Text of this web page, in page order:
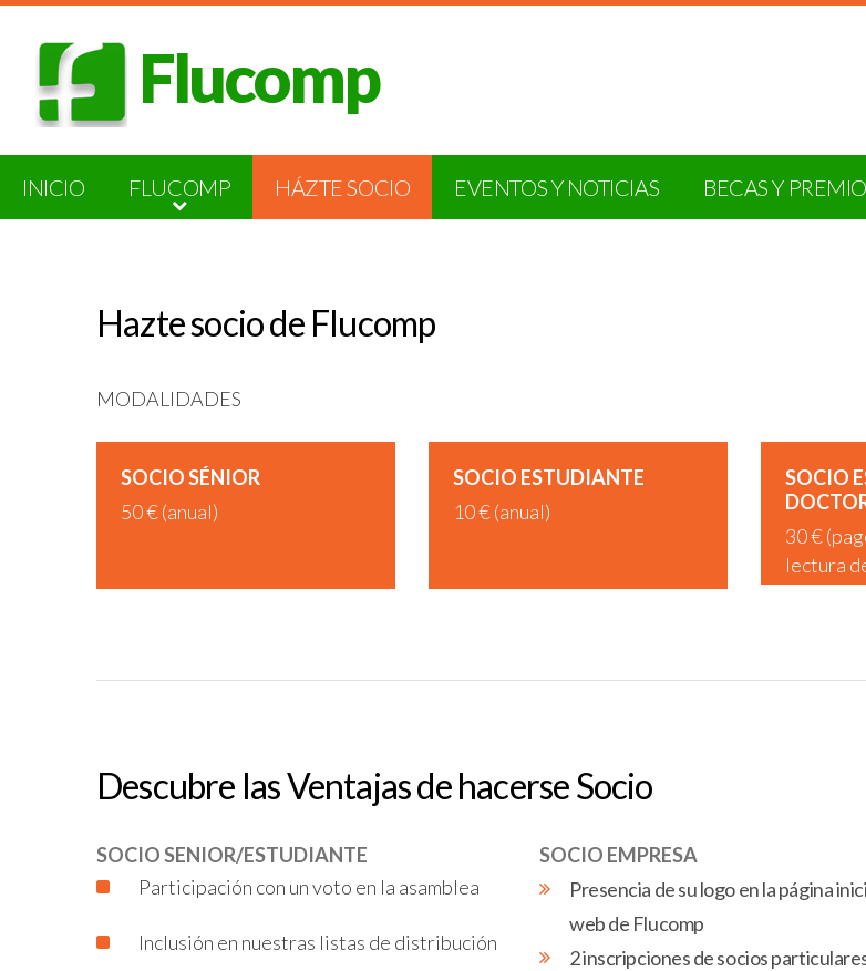
Flucomp
INICIO FLUCOMP HÁZTE SOCIO EVENTOS Y NOTICIAS BECAS Y
Hazte socio de Flucomp
MODALIDADES
SOCIO SÉNIOR
50 € (anual)
SOCIO ESTUDIANTE
10 € (anual)
SOCIO
30 €
lectura
Descubre las Ventajas de hacerse Socio
SOCIO SENIOR/ESTUDIANTE
Participación con un voto en la asamblea
Inclusión en nuestras listas de distribución
SOCIO EMPRESA
Presencia de su logo en la página
web de Flucomp
2 inscripciones de socios